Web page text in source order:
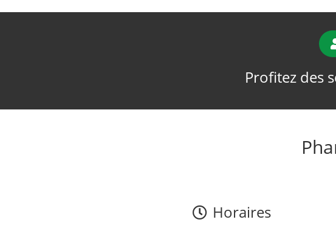
Profitez des
Horaires